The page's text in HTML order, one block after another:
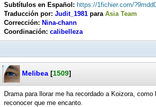
Subtítulos en Español: https://1fichier.com/
Traducción por: Judit_1981 para Asia Team
Corrección: Nina-chann
Coordinación: calibelleza
Melibea [1509]
Drama para llorar me ha recordado a Koizora, como
reconocer que me encanto.